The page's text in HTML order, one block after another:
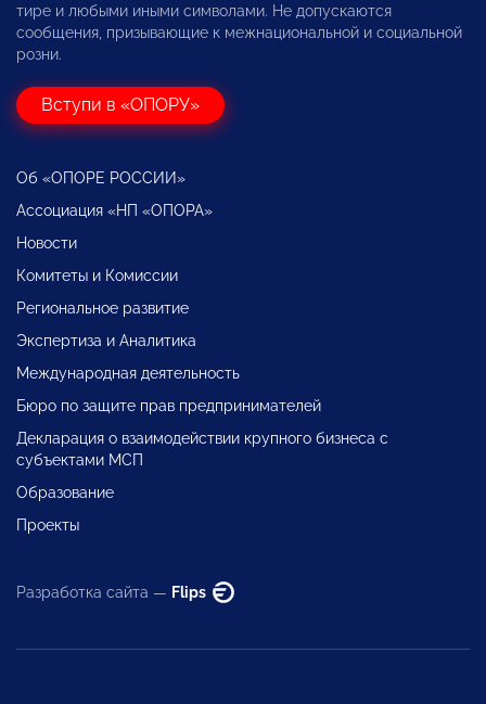
тире и любыми иными символами. Не допускаются
сообщения, призывающие к межнациональной и социальной
розни.
Вступи в «ОПОРУ»
Об «ОПОРЕ РОССИИ»
Ассоциация «НП «ОПОРА»
Новости
Комитеты и Комиссии
Региональное развитие
Экспертиза и Аналитика
Международная деятельность
Бюро по защите прав предпринимателей
Декларация о взаимодействии крупного бизнеса с
субъектами МСП
Образование
Проекты
Разработка сайта — Flips